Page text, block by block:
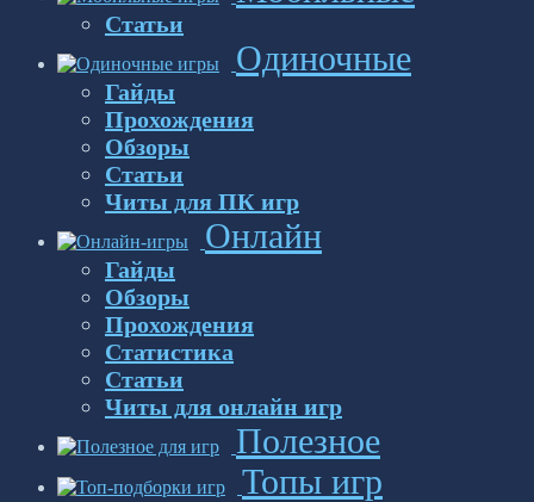
Статьи
Одиночные
Гайды
Прохождения
Обзоры
Статьи
Читы для ПК игр
Онлайн
Гайды
Обзоры
Прохождения
Статистика
Статьи
Читы для онлайн игр
Полезное
Топы игр